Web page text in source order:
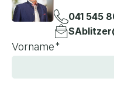
041 545
Vorname*